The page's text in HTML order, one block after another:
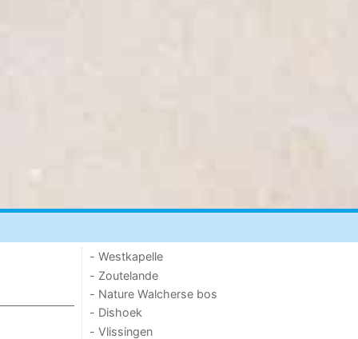
- Westkapelle
- Zoutelande
- Nature Walcherse bos
- Dishoek
- Vlissingen